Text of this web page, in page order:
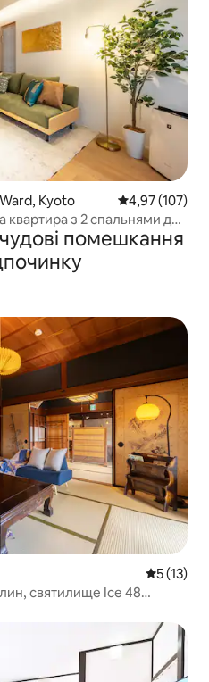
Kyoto Середня
4,97 (107)
квартира з 2 спальнями для
помешкання
Середня
5 (13)
святилище Ісе 48
річна традиційна японська